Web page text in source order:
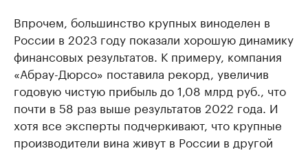
Впрочем, большинство крупных виноделен в
России в 2023 году показали хорошую динамику
финансовых результатов. К примеру, компания
«Абрау-Дюрсо» поставила рекорд, увеличив
годовую чистую прибыль до 1,08 млрд руб., что
почти в 58 раз выше результатов 2022 года. И
хотя все эксперты подчеркивают, что крупные
производители вина живут в России в другой